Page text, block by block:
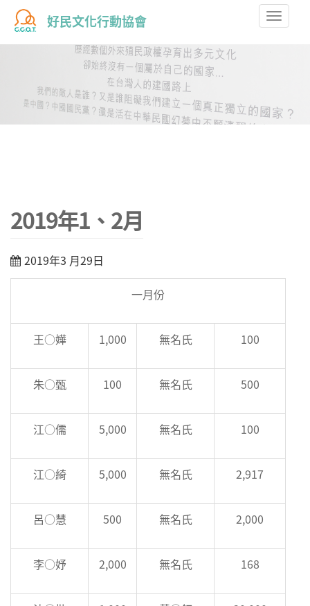
好民文化行動協會
Toggle
2019年1、2月
2019年3 月29日
一月份
王○嬅 1,000 無名氏 100
朱○甄 100 無名氏 500
江○儒 5,000 無名氏 100
江○綺 5,000 無名氏 2,917
呂○慧 500 無名氏 2,000
李○妤 2,000 無名氏 168